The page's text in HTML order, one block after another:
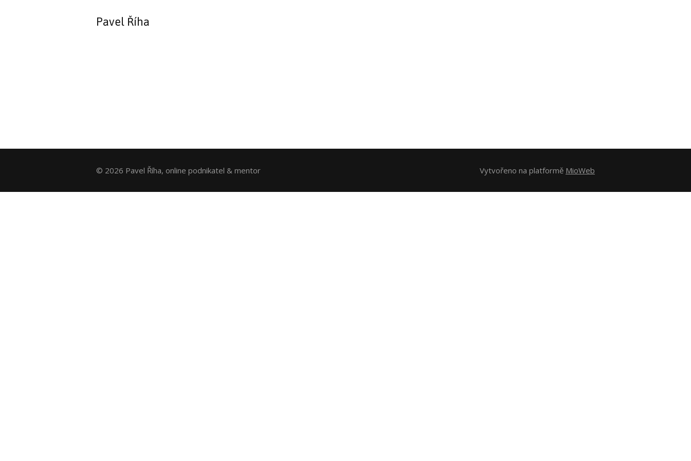
Pavel Říha
© 2026 Pavel Říha, online podnikatel & mentor Vytvořeno na platformě MioWeb